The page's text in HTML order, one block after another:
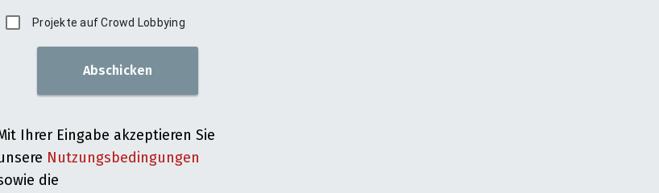
Projekte auf Crowd Lobbying
Abschicken
Ihrer Eingabe akzeptieren Sie
Nutzungsbedingungen
die